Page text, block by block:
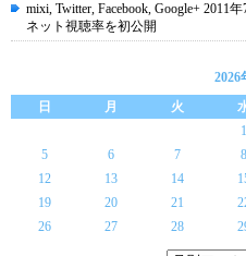
mixi, Twitter, Facebook, Google+ 2011
ネット視聴率を初公開
2026
日
月 火
1
5
6 7 8
12
13 14
19
20 21
26
27 28